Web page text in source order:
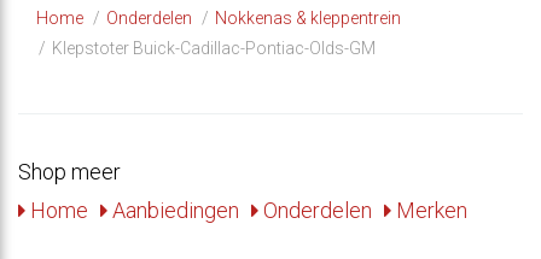
Home Onderdelen
Nokkenas & kleppentrein
Klepstoter Buick-Cadillac-Pontiac-Olds-GM
Shop meer
Home
Aanbiedingen Onderdelen Merken